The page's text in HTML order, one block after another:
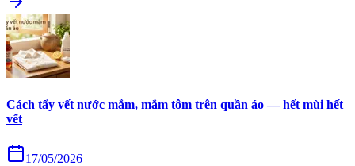
Cách tẩy vết nước mắm, mắm tôm trên quần áo — hết mùi hết
vết
17/05/2026